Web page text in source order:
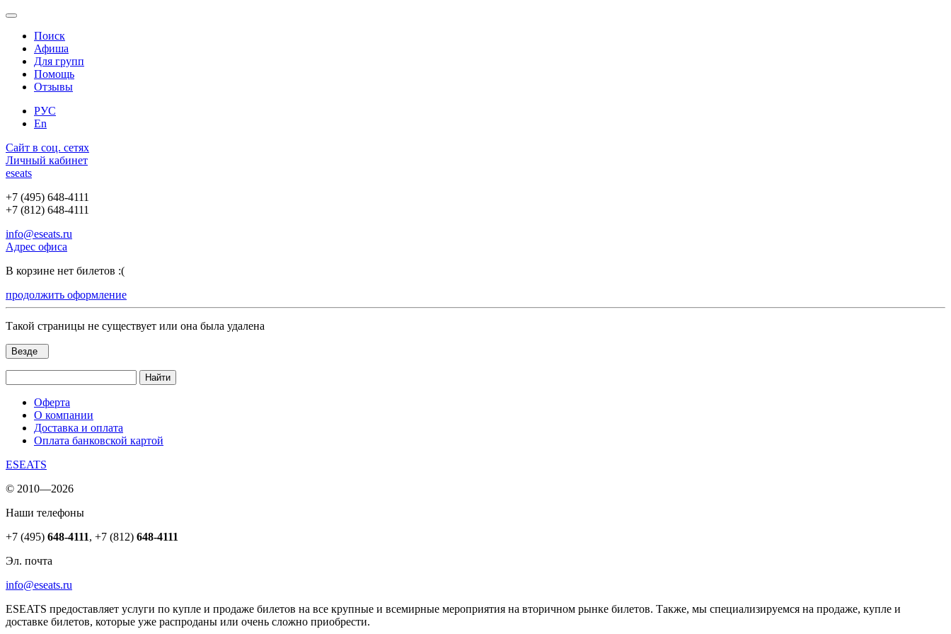
Поиск
Афиша
Для групп
Помощь
Отзывы
РУС
En
Сайт в соц. сетях
Личный кабинет
eseats
+7 (495) 648-4111
+7 (812) 648-4111
info@eseats.ru
Адрес офиса
В корзине нет билетов :(
продолжить оформление
Такой страницы не существует или она была удалена
Везде
Найти
Оферта
О компании
Доставка и оплата
Оплата банковской картой
ESEATS
© 2010—2026
Наши телефоны
+7 (495) 648-4111, +7 (812) 648-4111
Эл. почта
info@eseats.ru
ESEATS предоставляет услуги по купле и продаже билетов на все крупные и всемирные мероприятия на вторичном рынке билетов. Также, мы специализируемся на продаже, купле и
доставке билетов, которые уже распроданы или очень сложно приобрести.